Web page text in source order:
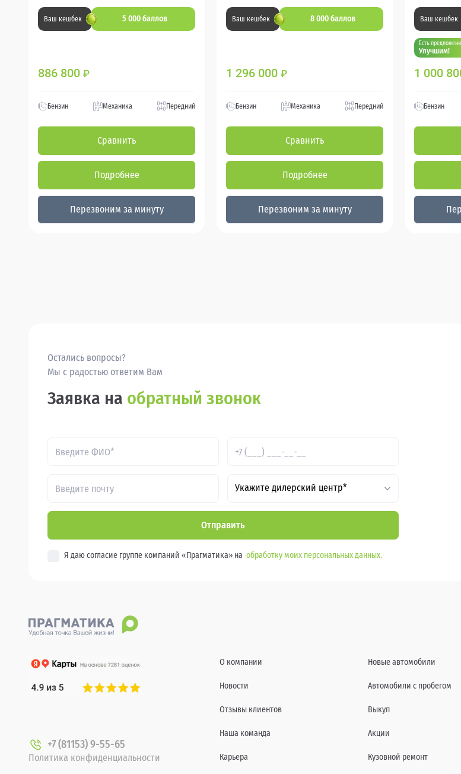
Ваш кешбек 5 000 баллов
886 800 ₽
Бензин Механика Передний
Сравнить
Подробнее
Перезвоним за минуту
Ваш кешбек 8 000 баллов
1 296 000 ₽
Бензин Механика Передний
Сравнить
Подробнее
Перезвоним за минуту
Ваш кешбек
Есть
Улучшим!
1 000
Бензин
Остались вопросы?
Мы с радостью ответим Вам
Заявка на обратный звонок
Укажите дилерский центр*
Отправить
Я даю согласие группе компаний «Прагматика» на обработку моих персональных данных.
+7 (81153) 9-55-65
Политика конфиденциальности
О компании
Новости
Отзывы клиентов
Наша команда
Карьера
Новые автомобили
Автомобили с пробегом
Выкуп
Акции
Кузовной ремонт